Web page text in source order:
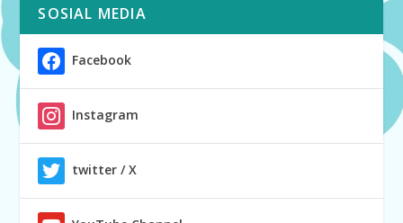
SOSIAL MEDIA
Facebook
Instagram
twitter / X